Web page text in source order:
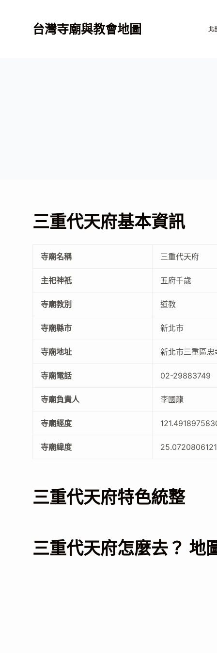
台灣寺廟與教會地圖 北
三重代天府基本資訊
寺廟名稱 三重代天府
主祀神祇 五府千歲
寺廟教別 道教
寺廟縣市 新北市
寺廟地址 新北市三重區
寺廟電話 02-29883749
寺廟負責人 李國龍
寺廟經度
寺廟緯度
三重代天府特色統整
三重代天府怎麼去？ 地